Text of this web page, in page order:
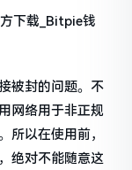
被封的问题。不
网络用于非正规
所以在使用前，
绝对不能随意这